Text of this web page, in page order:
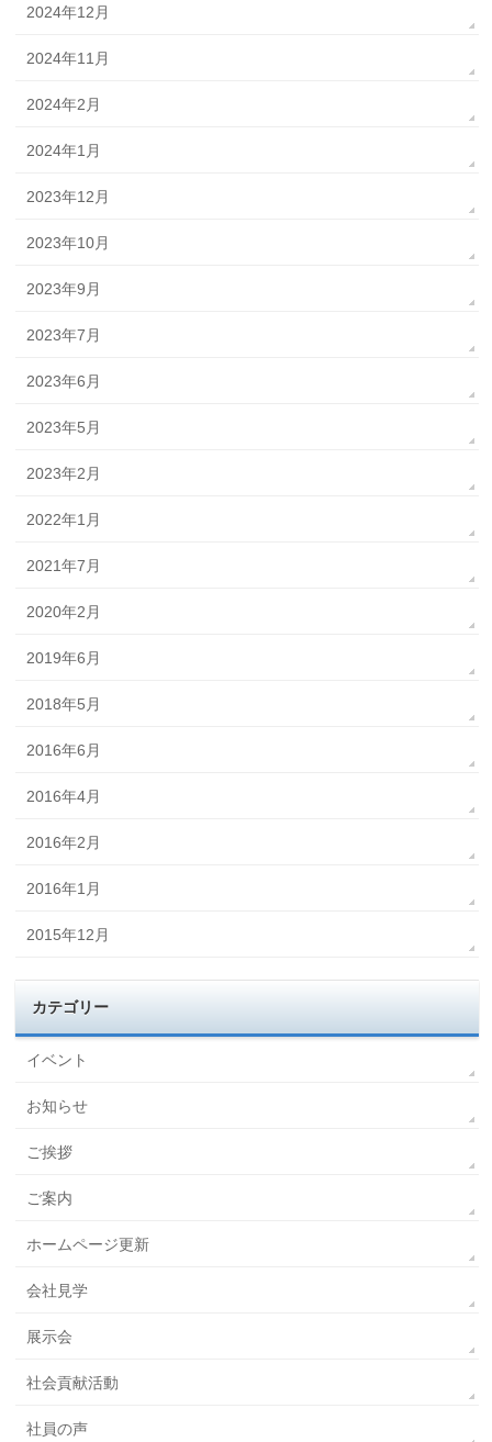
2024年12月
2024年11月
2024年2月
2024年1月
2023年12月
2023年10月
2023年9月
2023年7月
2023年6月
2023年5月
2023年2月
2022年1月
2021年7月
2020年2月
2019年6月
2018年5月
2016年6月
2016年4月
2016年2月
2016年1月
2015年12月
カテゴリー
イベント
お知らせ
ご挨拶
ご案内
ホームページ更新
会社見学
展示会
社会貢献活動
社員の声